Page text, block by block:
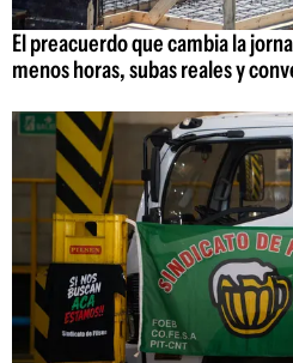
El preacuerdo que cambia la
menos horas, subas reales y